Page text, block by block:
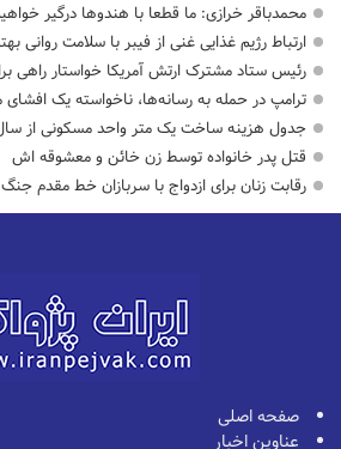
محمدباقر خرازی: ما قطعا با هندوها درگیر
ارتباط رژیم غذایی غنی از فیبر با سلامت روانی
رئیس ستاد مشترک ارتش آمریکا خواستار راهی
ترامپ در حمله‌ به رسانه‌ها، ناخواسته یک افشای
جدول هزینه ساخت یک متر واحد مسکونی از سال ۱۴۰۰ تا
قتل پدر خانواده توسط زن خائن و معشوقه اش
رقابت زنان برای ازدواج با سربازان خط مقدم جنگ
صفحه اصلی
عناوین اخبار